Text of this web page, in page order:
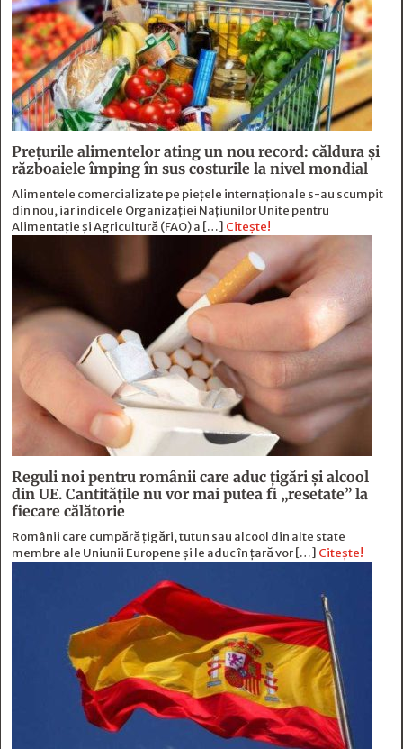
Prețurile alimentelor ating un nou record: căldura și
războaiele împing în sus costurile la nivel mondial
Alimentele comercializate pe piețele internaționale s-au scumpit
din nou, iar indicele Organizației Națiunilor Unite pentru
Alimentație și Agricultură (FAO) a […] Citește!
Reguli noi pentru românii care aduc țigări și alcool
din UE. Cantitățile nu vor mai putea fi „resetate” la
fiecare călătorie
Românii care cumpără țigări, tutun sau alcool din alte state
membre ale Uniunii Europene și le aduc în țară vor […] Citește!